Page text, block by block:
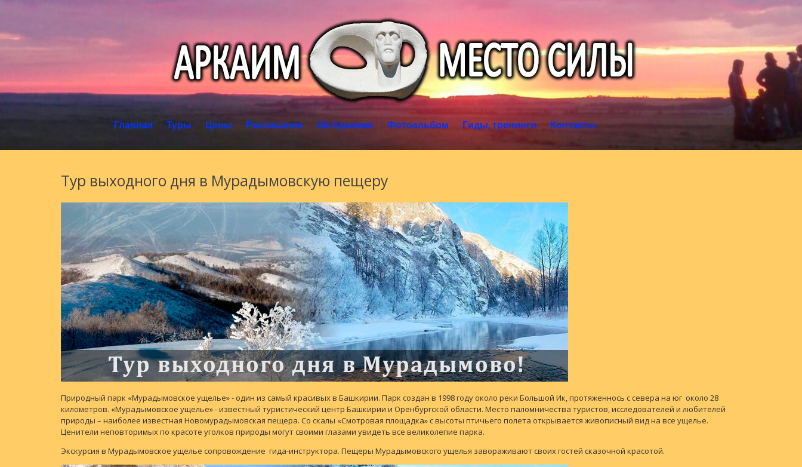
Главная Туры Цены Расписание Об Аркаиме Фотоальбом Гиды, тренинги Контакты
Тур выходного дня в Мурадымовскую пещеру
Природный парк «Мурадымовское ущелье» - один из самый красивых в Башкирии. Парк создан в 1998 году около реки Большой Ик, протяженнось с севера на юг около 28
километров. «Мурадымовское ущелье» - известный туристический центр Башкирии и Оренбургской области. Место паломничества туристов, исследователей и любителей
природы – наиболее известная Новомурадымовская пещера. Со скалы «Смотровая площадка» с высоты птичьего полета открывается живописный вид на все ущелье.
Ценители неповторимых по красоте уголков природы могут своими глазами увидеть все великолепие парка.
Экскурсия в Мурадымовское ущелье сопровождение гида-инструктора. Пещеры Мурадымовского ущелья завораживают своих гостей сказочной красотой.